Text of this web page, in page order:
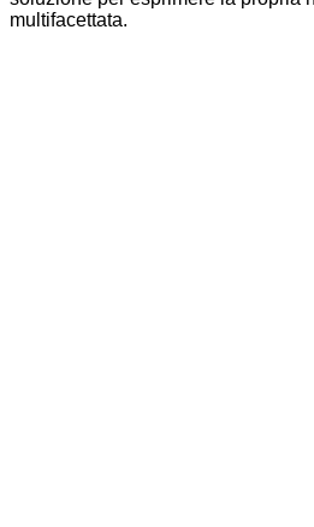
multifacettata.